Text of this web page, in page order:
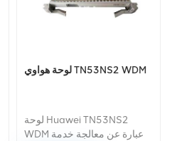
لوحة هواوي TN53NS2 WDM
لوحة Huawei TN53NS2
WDM عبارة عن معالجة خدمة